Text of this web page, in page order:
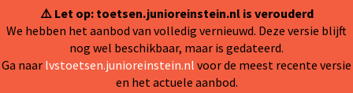
⚠️ Let op: toetsen.junioreinstein.nl is verouderd
We hebben het aanbod van volledig vernieuwd. Deze versie blijft
nog wel beschikbaar, maar is gedateerd.
Ga naar lvstoetsen.junioreinstein.nl voor de meest recente versie
en het actuele aanbod.